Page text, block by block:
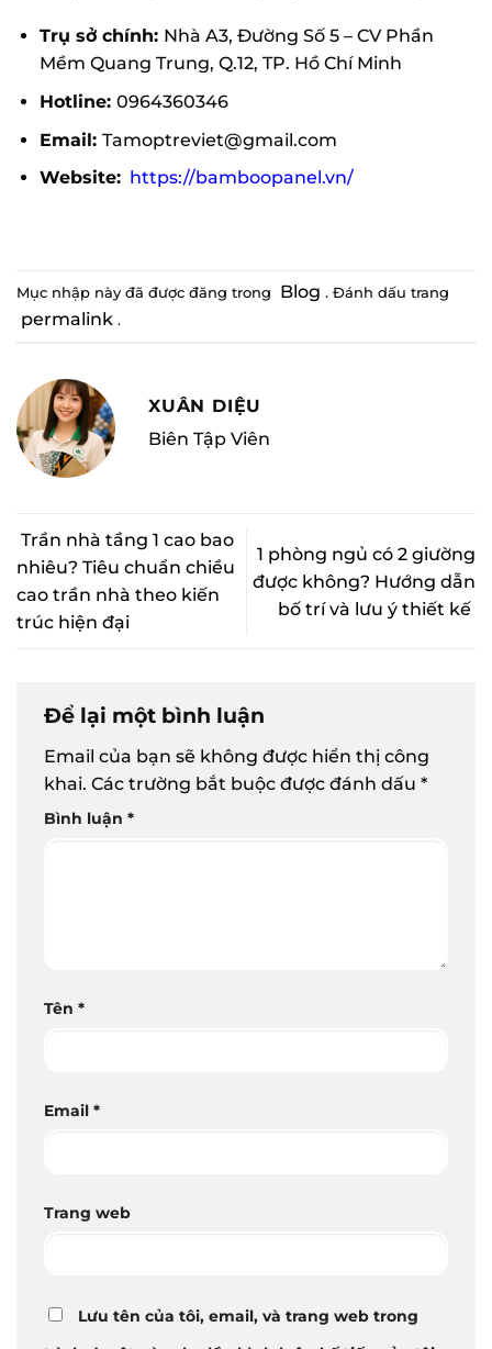
Trụ sở chính: Nhà A3, Đường Số 5 – CV Phần
Mềm Quang Trung, Q.12, TP. Hồ Chí Minh
Hotline: 0964360346
Email: Tamoptreviet@gmail.com
Website: https://bamboopanel.vn/
Mục nhập này đã được đăng trong Blog . Đánh dấu trang
permalink .
XUÂN DIỆU
Biên Tập Viên
Trần nhà tầng 1 cao bao
nhiêu? Tiêu chuẩn chiều
cao trần nhà theo kiến
trúc hiện đại
1 phòng ngủ có 2 giường
được không? Hướng dẫn
bố trí và lưu ý thiết kế
Để lại một bình luận
Email của bạn sẽ không được hiển thị công
khai. Các trường bắt buộc được đánh dấu *
Bình luận *
Tên *
Email *
Trang web
Lưu tên của tôi, email, và trang web trong